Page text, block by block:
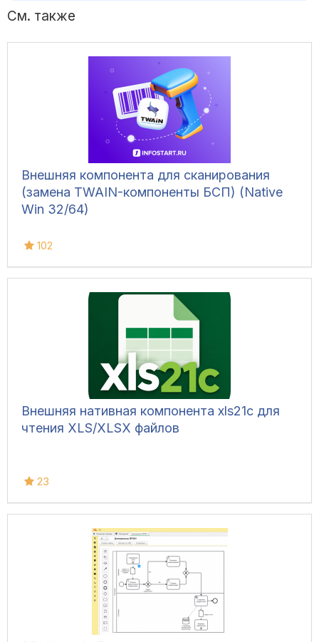
См. также
Внешняя компонента для сканирования
(замена TWAIN-компоненты БСП) (Native
Win 32/64)
102
Внешняя нативная компонента xls21c для
чтения XLS/XLSX файлов
23